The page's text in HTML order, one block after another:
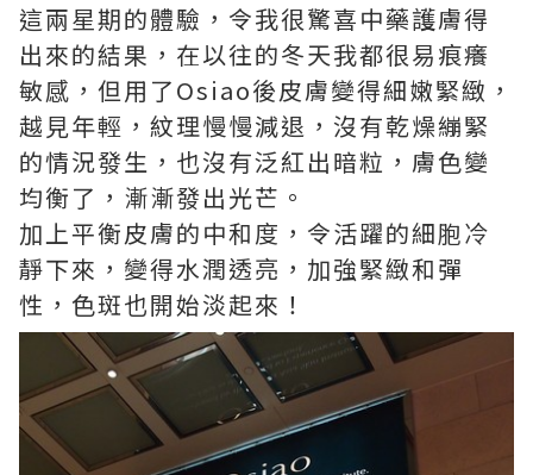
這兩星期的體驗，令我很驚喜中藥護膚得
出來的結果，在以往的冬天我都很易痕癢
敏感，但用了Osiao後皮膚變得細嫩緊緻，
越見年輕，紋理慢慢減退，沒有乾燥繃緊
的情況發生，也沒有泛紅出暗粒，膚色變
均衡了，漸漸發出光芒。
加上平衡皮膚的中和度，令活躍的細胞冷
靜下來，變得水潤透亮，加強緊緻和彈
性，色斑也開始淡起來！